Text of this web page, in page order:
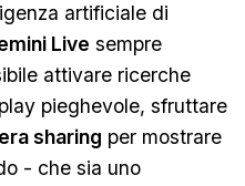
artificiale di
Live sempre
attivare ricerche
pieghevole, sfruttare
sharing per mostrare
- che sia uno